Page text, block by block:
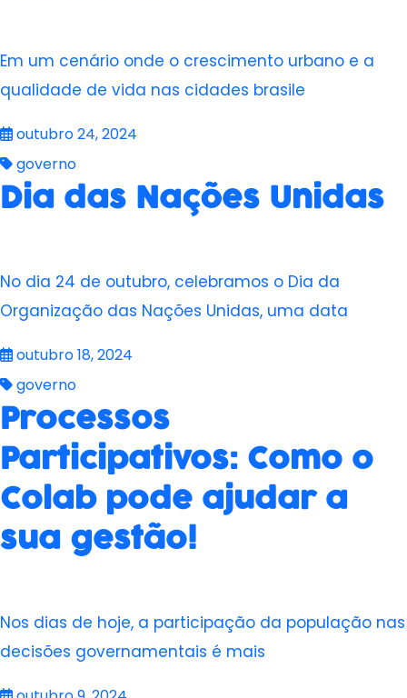
Em um cenário onde o crescimento urbano e a
qualidade de vida nas cidades brasile
outubro 24, 2024
governo
Dia das Nações Unidas
No dia 24 de outubro, celebramos o Dia da
Organização das Nações Unidas, uma data
outubro 18, 2024
governo
Processos
Participativos: Como o
Colab pode ajudar a
sua gestão!
Nos dias de hoje, a participação da população nas
decisões governamentais é mais